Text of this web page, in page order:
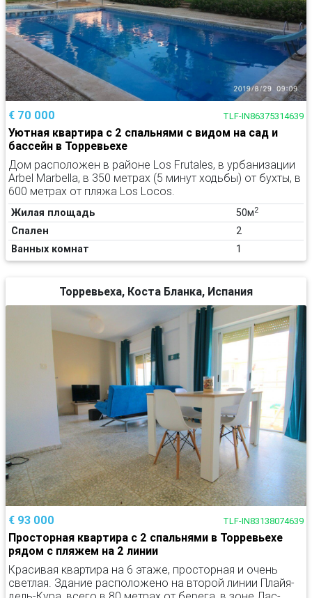
€ 70 000 TLF-IN86375314639
Уютная квартира с 2 спальнями с видом на сад и
бассейн в Торревьехе
Дом расположен в районе Los Frutales, в урбанизации
Arbel Marbella, в 350 метрах (5 минут ходьбы) от бухты, в
600 метрах от пляжа Los Locos.
Жилая площадь 50м2
Спален
2
Ванных комнат
1
Торревьеха, Коста Бланка, Испания
€ 93 000 TLF-IN83138074639
Просторная квартира с 2 спальнями в Торревьехе
рядом с пляжем на 2 линии
Красивая квартира на 6 этаже, просторная и очень
светлая. Здание расположено на второй линии Плайя-